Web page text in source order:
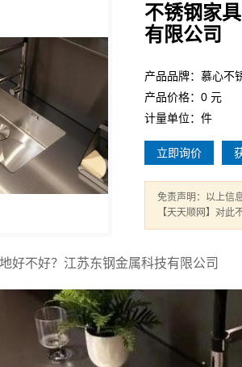
不锈钢家
有限公司
产品品牌：慕心不
产品价格：0 元
计量单位：件
立即询价
免责声明：以上信
【天天顺网】对此
好不好？江苏东钢金属科技有限公司